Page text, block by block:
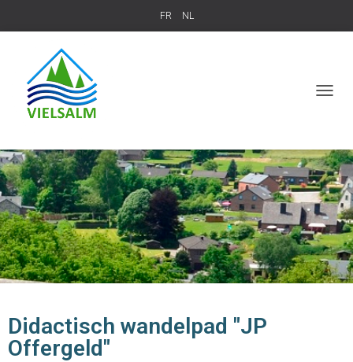
FR NL
G
L
E
N
A
V
I
G
A
T
Didactisch wandelpad "JP
Offergeld"